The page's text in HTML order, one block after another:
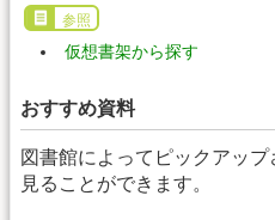
参照
仮想書架から探す
おすすめ資料
図書館によってピックアッ
見ることができます。